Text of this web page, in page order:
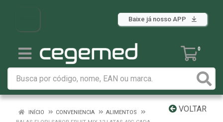
Baixe já nosso APP
0
VOLTAR
INÍCIO CONVENIENCIA
ALIMENTOS